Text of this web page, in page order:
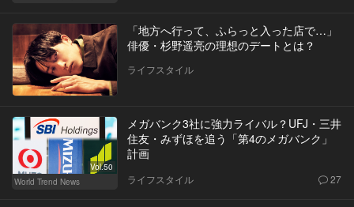
「地方へ行って、ふらっと入った店で…」
俳優・杉野遥亮の理想のデートとは？
ライフスタイル
Vol.50
World Trend News
メガバンク3社に強力ライバル？UFJ・三井
住友・みずほを追う「第4のメガバンク」
計画
ライフスタイル 27